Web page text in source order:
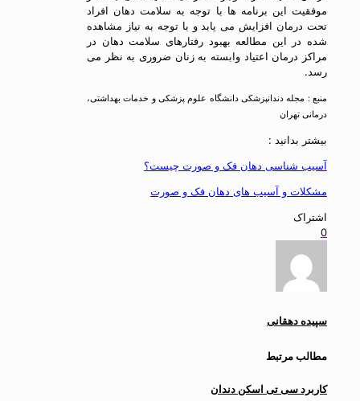
موفقیت این برنامه ها با توجه به سلامت دهان افراد
تحت درمان افزایش می یابد و با توجه به نیاز مشاهده
شده در این مطالعه بهبود رفتارهای سلامت دهان در
مراکز درمان اعتیاد وابسته به زنان ضروری به نظر می
رسد.
منبع : مجله دندانپزشکی دانشگاه علوم پزشکی و خدمات بهداشتی،
درمانی تهران
بیشتر بدانید :
آسیب شناسی دهان فک و صورت چیست؟
مشکلات و آسیب های دهان فک و صورت
اشتراک
0
سپیده دهقانی
مطالب مرتبط
کاربرد سی تی اسکن دندان